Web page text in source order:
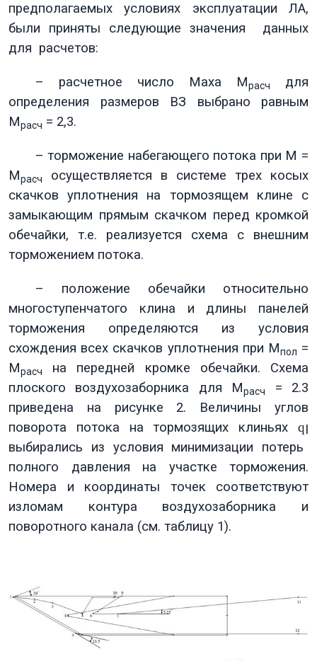
предполагаемых условиях эксплуатации ЛА,
были приняты следующие значения данных
для расчетов:
– расчетное число Маха Мрасч
для
определения размеров ВЗ выбрано равным
Мрасч = 2,3.
– торможение набегающего потока при М =
Мрасч
осуществляется в системе трех косых
скачков уплотнения на тормозящем клине с
замыкающим прямым скачком перед кромкой
обечайки, т.е. реализуется схема с внешним
торможением потока.
– положение обечайки относительно
многоступенчатого клина и длины панелей
торможения определяются из условия
схождения всех скачков уплотнения при Мпол =
Мрасч
на передней кромке обечайки. Схема
плоского воздухозаборника для Мрасч
= 2.3
приведена на рисунке 2. Величины углов
поворота потока на тормозящих клиньях qI
выбирались из условия минимизации потерь
полного давления на участке торможения.
Номера и координаты точек соответствуют
изломам контура воздухозаборника и
поворотного канала (см. таблицу 1).